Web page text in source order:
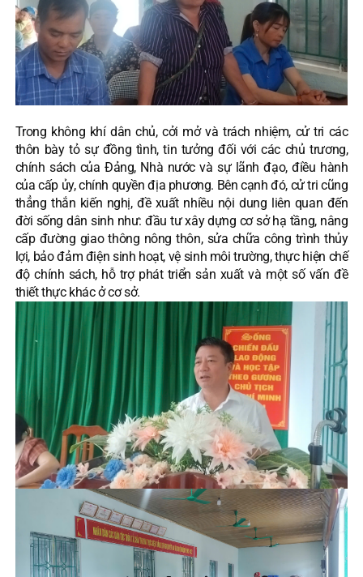
Trong không khí dân chủ, cởi mở và trách nhiệm, cử tri các
thôn bày tỏ sự đồng tình, tin tưởng đối với các chủ trương,
chính sách của Đảng, Nhà nước và sự lãnh đạo, điều hành
của cấp ủy, chính quyền địa phương. Bên cạnh đó, cử tri cũng
thẳng thắn kiến nghị, đề xuất nhiều nội dung liên quan đến
đời sống dân sinh như: đầu tư xây dựng cơ sở hạ tầng, nâng
cấp đường giao thông nông thôn, sửa chữa công trình thủy
lợi, bảo đảm điện sinh hoạt, vệ sinh môi trường, thực hiện chế
độ chính sách, hỗ trợ phát triển sản xuất và một số vấn đề
thiết thực khác ở cơ sở.